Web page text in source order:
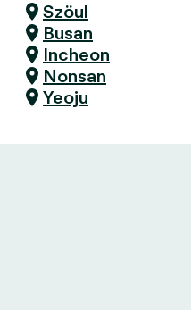
Szöul
Busan
Incheon
Nonsan
Yeoju